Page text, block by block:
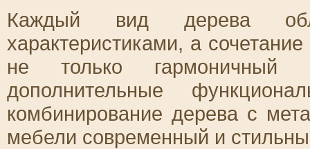
Каждый вид дерева
характеристиками, а
не только гармоничный
дополнительные
комбинирование дерева с
мебели современный и